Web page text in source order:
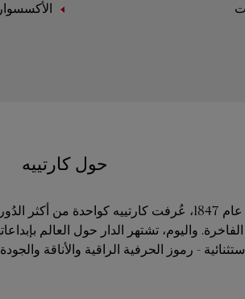
حول كارتييه
منذ تأسيسها في عام 1847، عُرفت كارتييه كواحدة
واليوم، تشتهر الدار حول العالم
- رموز الحرفية الراقية والأناقة